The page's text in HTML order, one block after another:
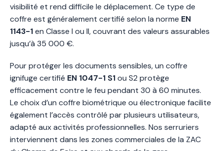
visibilité et rend difficile le déplacement. Ce type de
coffre est généralement certifié selon la norme EN
1143-1en Classe I ou II, couvrant des valeurs assurables
jusqu’à 35 000 €.
Pour protéger les documents sensibles, un coffre
ignifuge certifié EN 1047-1 S1ou S2 protège
efficacement contre le feu pendant 30 à 60 minutes.
Le choix d’un coffre biométrique ou électronique facilite
également l’accès contrôlé par plusieurs utilisateurs,
adapté aux activités professionnelles. Nos serruriers
interviennent dans les zones commerciales de la ZAC